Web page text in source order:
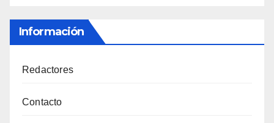
Información
Redactores
Contacto